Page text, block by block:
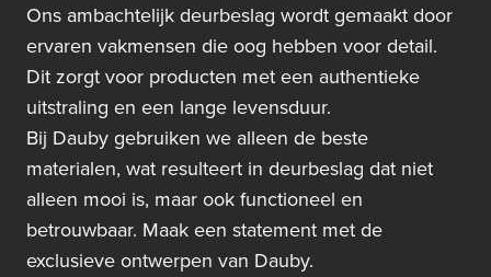
Ons ambachtelijk deurbeslag wordt gemaakt door
ervaren vakmensen die oog hebben voor detail.
Dit zorgt voor producten met een authentieke
uitstraling en een lange levensduur.
Bij Dauby gebruiken we alleen de beste
materialen, wat resulteert in deurbeslag dat niet
alleen mooi is, maar ook functioneel en
betrouwbaar. Maak een statement met de
exclusieve ontwerpen van Dauby.